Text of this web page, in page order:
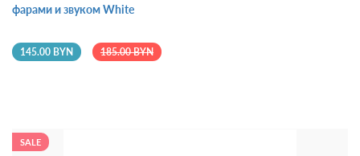
фарами и звуком White
145.00 BYN 185.00 BYN
SALE